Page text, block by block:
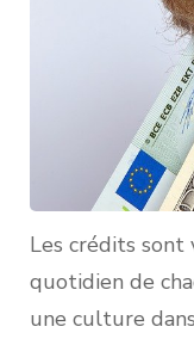
Les crédits sont
quotidien de
une culture